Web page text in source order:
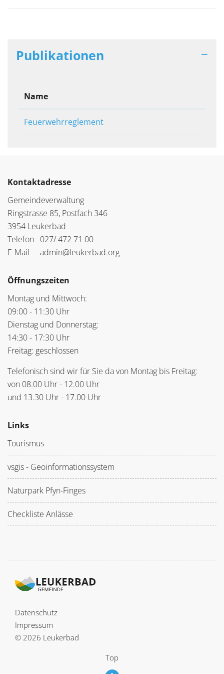
Publikationen
Name
Feuerwehrreglement
Kontaktadresse
Gemeindeverwaltung
Ringstrasse 85, Postfach 346
3954 Leukerbad
Telefon 027/ 472 71 00
E-Mail
admin@leukerbad.org
Öffnungszeiten
Montag und Mittwoch:
09:00 - 11:30 Uhr
Dienstag und Donnerstag:
14:30 - 17:30 Uhr
Freitag: geschlossen
Telefonisch sind wir für Sie da von Montag bis Freitag:
von 08.00 Uhr - 12.00 Uhr
und 13.30 Uhr - 17.00 Uhr
Links
Tourismus
vsgis - Geoinformationssystem
Naturpark Pfyn-Finges
Checkliste Anlässe
Datenschutz
Impressum
© 2026 Leukerbad
Top